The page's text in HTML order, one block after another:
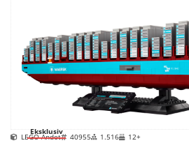
Eksklusiv
LEGO Andet 40955 1.516 12+